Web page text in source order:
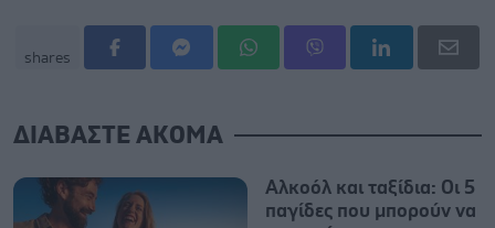
shares
ΔΙΑΒΑΣΤΕ ΑΚΟΜΑ
Αλκοόλ και ταξίδια: Οι 5
παγίδες που μπορούν να